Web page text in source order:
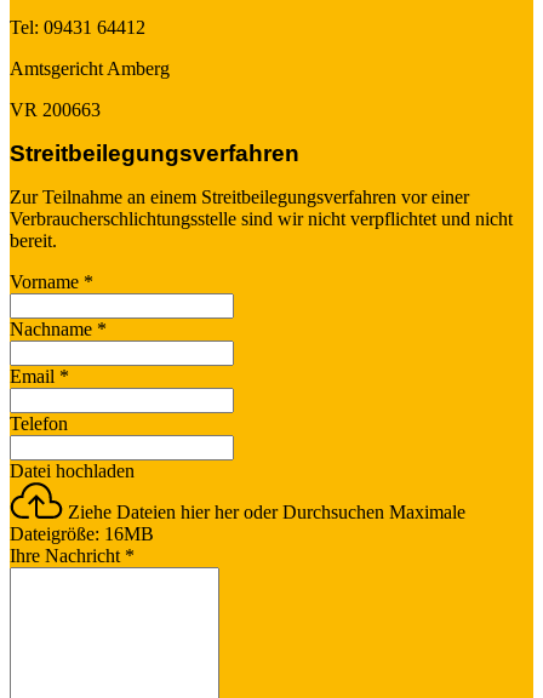
Tel: 09431 64412
Amtsgericht Amberg
VR 200663
Streitbeilegungsverfahren
Zur Teilnahme an einem Streitbeilegungsverfahren vor einer
Verbraucherschlichtungsstelle sind wir nicht verpflichtet und nicht
bereit.
Vorname *
Nachname *
Email *
Telefon
Datei hochladen
Ziehe Dateien hier her oderDurchsuchen Maximale
Dateigröße: 16MB
Ihre Nachricht *